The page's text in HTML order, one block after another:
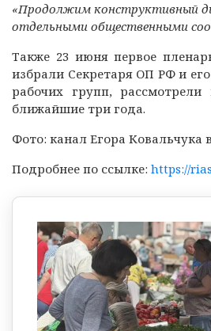
«Продолжим конструктивный
отдельными общественными
Также 23 июня первое
избрали Секретаря ОП РФ и
рабочих групп,
ближайшие три года.
Фото: канал Егора Ковальчука
Подробнее по ссылке: https://